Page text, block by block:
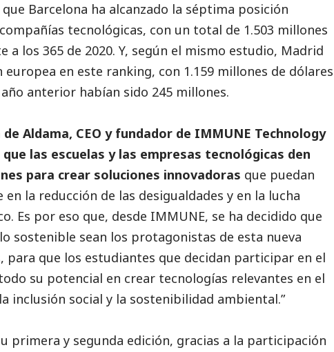
Barcelona ha alcanzado la séptima posición
tecnológicas, con un total de 1.503 millones
a los 365 de 2020. Y, según el mismo estudio, Madrid
en este ranking, con 1.159 millones de dólares
anterior habían sido 245 millones.
de Aldama, CEO y fundador de IMMUNE Technology
que las escuelas y las empresas tecnológicas den
para crear soluciones innovadoras que puedan
la reducción de las desigualdades y en la lucha
Es por eso que, desde IMMUNE, se ha decidido que
sostenible sean los protagonistas de esta nueva
, para que los estudiantes que decidan participar en el
su potencial en crear tecnologías relevantes en el
inclusión social y la sostenibilidad ambiental.”
primera y segunda edición, gracias a la participación